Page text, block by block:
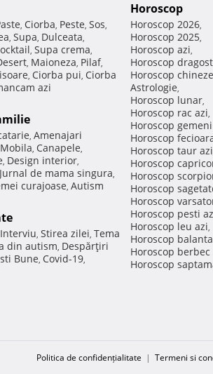
, Ciorba, Peste, Sos,
, Supa, Dulceata,
, Supa crema,
, Maioneza, Pilaf,
, Ciorba pui, Ciorba
azi
, Amenajari
Mobila, Canapele,
, Design interior,
Jurnal de mama singura,
curajoase, Autism
Interviu, Stirea zilei, Tema
din autism, Despărţiri
Bune, Covid-19,
Horoscop
Horoscop 2026,
Horoscop 2025,
Horoscop azi,
Horoscop
Horoscop
Astrologie,
Horoscop lunar,
Horoscop rac azi,
Horoscop
Horoscop
Horoscop taur azi
Horoscop
Horoscop
Horoscop
Horoscop
Horoscop pesti
Horoscop leu azi,
Horoscop
Horoscop berbec
Horoscop
Politica de confidențialitate | Termeni si